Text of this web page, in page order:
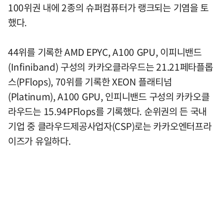
100위권 내에 2종의 슈퍼컴퓨터가 랭크되는 기염을 토
했다.
44위를 기록한 AMD EPYC, A100 GPU, 이피니밴드
(Infiniband) 구성의 카카오클라우드는 21.21페타플롭
스(PFlops), 70위를 기록한 XEON 플래티넘
(Platinum), A100 GPU, 인피니밴드 구성의 카카오클
라우드는 15.94PFlops를 기록했다. 순위권의 든 국내
기업 중 클라우드제공사업자(CSP)로는 카카오엔터프라
이즈가 유일하다.